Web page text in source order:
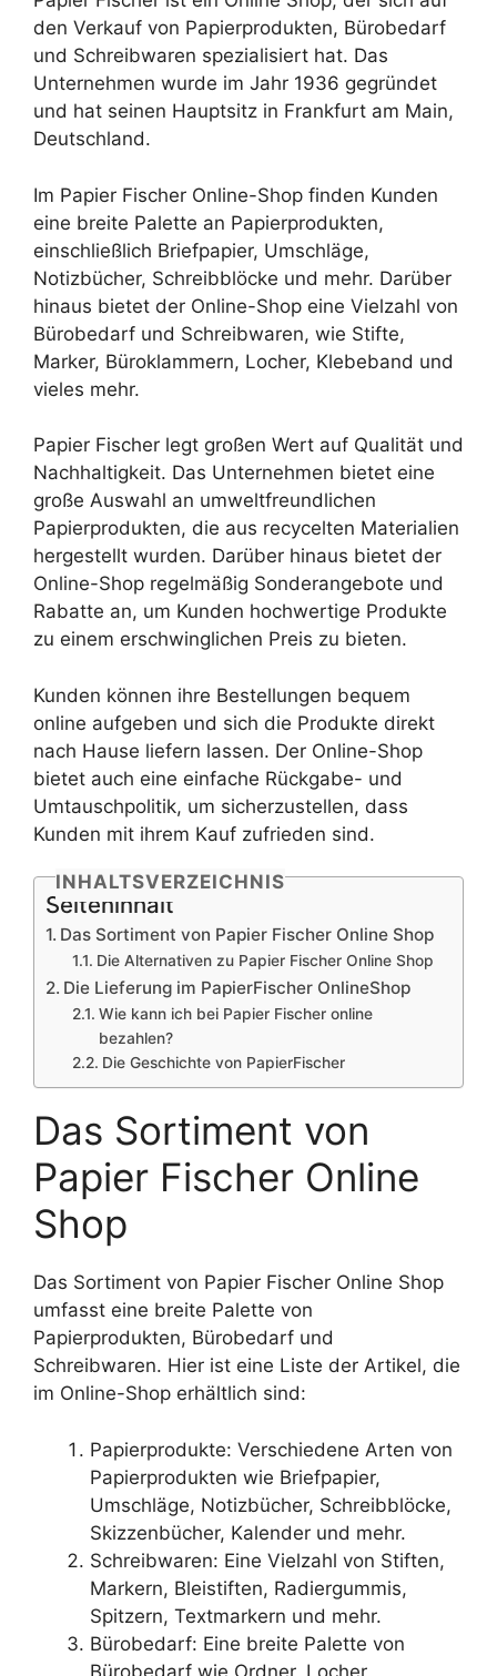
den Verkauf von Papierprodukten, Bürobedarf
und Schreibwaren spezialisiert hat. Das
Unternehmen wurde im Jahr 1936 gegründet
und hat seinen Hauptsitz in Frankfurt am Main,
Deutschland.
Im Papier Fischer Online-Shop finden Kunden
eine breite Palette an Papierprodukten,
einschließlich Briefpapier, Umschläge,
Notizbücher, Schreibblöcke und mehr. Darüber
hinaus bietet der Online-Shop eine Vielzahl von
Bürobedarf und Schreibwaren, wie Stifte,
Marker, Büroklammern, Locher, Klebeband und
vieles mehr.
Papier Fischer legt großen Wert auf Qualität und
Nachhaltigkeit. Das Unternehmen bietet eine
große Auswahl an umweltfreundlichen
Papierprodukten, die aus recycelten Materialien
hergestellt wurden. Darüber hinaus bietet der
Online-Shop regelmäßig Sonderangebote und
Rabatte an, um Kunden hochwertige Produkte
zu einem erschwinglichen Preis zu bieten.
Kunden können ihre Bestellungen bequem
online aufgeben und sich die Produkte direkt
nach Hause liefern lassen. Der Online-Shop
bietet auch eine einfache Rückgabe- und
Umtauschpolitik, um sicherzustellen, dass
Kunden mit ihrem Kauf zufrieden sind.
INHALTSVERZEICHNIS
Seiteninhalt
Das Sortiment von Papier Fischer Online Shop
Die Alternativen zu Papier Fischer Online Shop
Die Lieferung im PapierFischer OnlineShop
Wie kann ich bei Papier Fischer online
bezahlen?
Die Geschichte von PapierFischer
Das Sortiment von
Papier Fischer Online
Shop
Das Sortiment von Papier Fischer Online Shop
umfasst eine breite Palette von
Papierprodukten, Bürobedarf und
Schreibwaren. Hier ist eine Liste der Artikel, die
im Online-Shop erhältlich sind:
Papierprodukte: Verschiedene Arten von
Papierprodukten wie Briefpapier,
Umschläge, Notizbücher, Schreibblöcke,
Skizzenbücher, Kalender und mehr.
Schreibwaren: Eine Vielzahl von Stiften,
Markern, Bleistiften, Radiergummis,
Spitzern, Textmarkern und mehr.
Bürobedarf: Eine breite Palette von
Bürobedarf wie Ordner, Locher,